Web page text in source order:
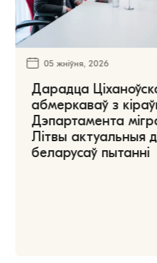
05 жніўня, 2026
Дарадца
абмеркаваў з
Дэпартамента
Літвы актуальныя
беларусаў пытанні